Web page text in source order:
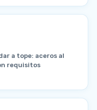
a tope: aceros al
requisitos